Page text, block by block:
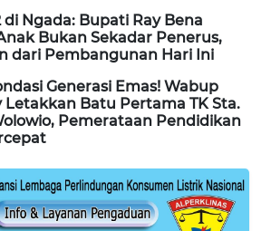
di Ngada: Bupati Ray Bena
Bukan Sekadar Penerus,
dari Pembangunan Hari Ini
Generasi Emas! Wabup
Letakkan Batu Pertama TK Sta.
Pemerataan Pendidikan